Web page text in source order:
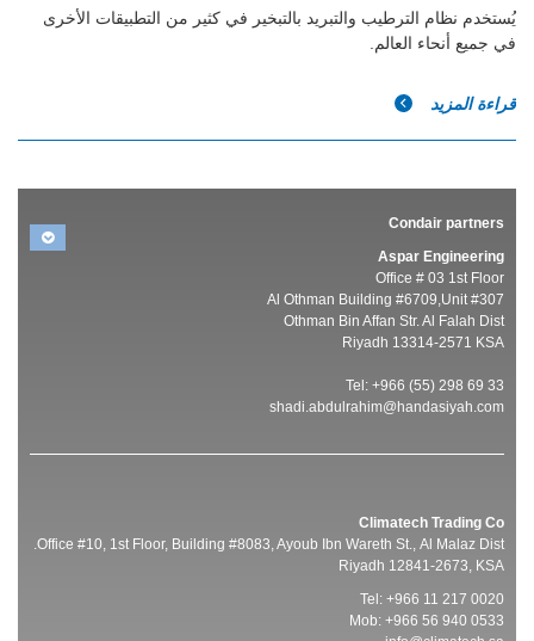
يُستخدم نظام الترطيب والتبريد بالتبخير في كثير من التطبيقات الأخرى
في جميع أنحاء العالم.
قراءة المزيد
Condair partners
Aspar Engineering
Office # 03 1st Floor
Al Othman Building #6709,Unit #307
Othman Bin Affan Str. Al Falah Dist
Riyadh 13314-2571 KSA
Tel: +966 (55) 298 69 33
shadi.abdulrahim@handasiyah.com
Climatech Trading Co
Office #10, 1st Floor, Building #8083, Ayoub Ibn Wareth St., Al Malaz Dist.
Riyadh 12841-2673, KSA
Tel: +966 11 217 0020
Mob: +966 56 940 0533